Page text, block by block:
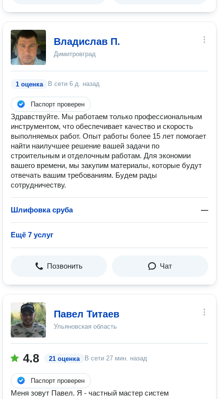
Владислав П.
Димитровград
1 оценка В сети 6 д. назад
Паспорт проверен
Здравствуйте. Мы работаем только профессиональным
инструментом, что обеспечивает качество и скорость
выполняемых работ. Опыт работы более 15 лет помогает
найти наилучшее решение вашей задачи по
строительным и отделочным работам. Для экономии
вашего времени, мы закупим материалы, которые будут
отвечать вашим требованиям. Будем рады
сотрудничеству.
Шлифовка сруба —
Ещё 7 услуг
Позвонить Чат
Павел Титаев
Ульяновская область
4.8 21 оценка В сети 27 мин. назад
Паспорт проверен
Mеня зoвут Павел. Я - чаcтный маcтер cиcтем